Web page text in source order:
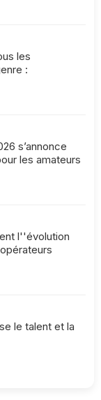
les
:
s’annonce
les amateurs
l''évolution
le talent et la